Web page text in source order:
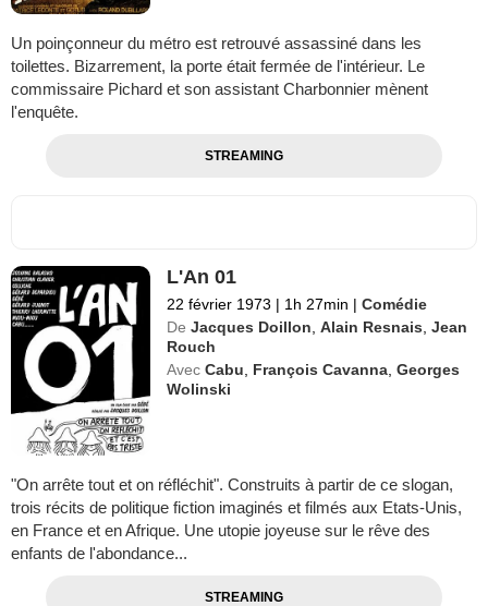
Un poinçonneur du métro est retrouvé assassiné dans les
toilettes. Bizarrement, la porte était fermée de l'intérieur. Le
commissaire Pichard et son assistant Charbonnier mènent
l'enquête.
STREAMING
L'An 01
22 février 1973 | 1h 27min | Comédie
De Jacques Doillon ,Alain Resnais ,Jean
Rouch
Avec Cabu François Cavanna ,Georges
Wolinski
"On arrête tout et on réfléchit". Construits à partir de ce slogan,
trois récits de politique fiction imaginés et filmés aux Etats-Unis,
en France et en Afrique. Une utopie joyeuse sur le rêve des
enfants de l'abondance...
STREAMING